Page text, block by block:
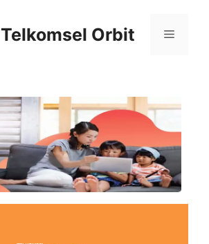
Telkomsel Orbit